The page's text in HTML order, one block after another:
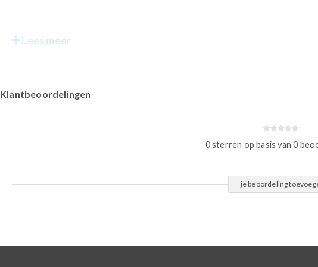
Lees meer
Klantbeoordelingen
0 sterren op basis van 0
je beoordeling